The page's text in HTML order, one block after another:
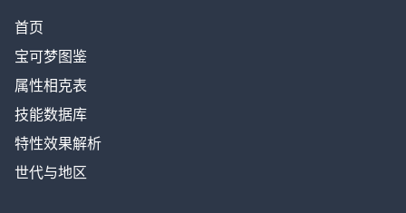
首页
宝可梦图鉴
属性相克表
技能数据库
特性效果解析
世代与地区